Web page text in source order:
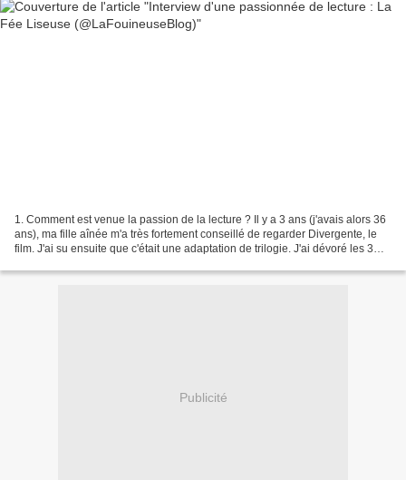
1. Comment est venue la passion de la lecture ? Il y a 3 ans (j'avais alors 36
ans), ma fille aînée m'a très fortement conseillé de regarder Divergente, le
film. J'ai su ensuite que c'était une adaptation de trilogie. J'ai dévoré les 3
Publicité